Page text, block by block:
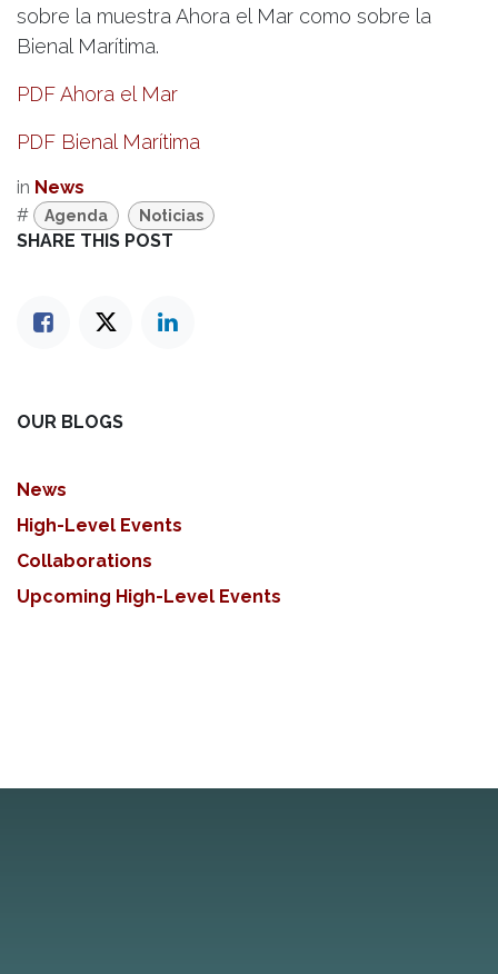
sobre la muestra Ahora el Mar como sobre la
Bienal Marítima.
PDF Ahora el Mar
PDF Bienal Marítima
in News
#
Agenda Noticias
SHARE THIS POST
OUR BLOGS
News
High-Level Events
Collaborations
Upcoming High-Level Events